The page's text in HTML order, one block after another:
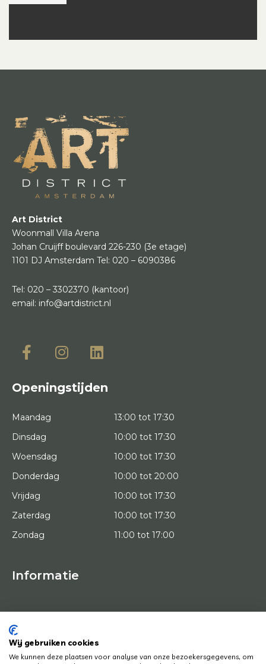
Art District
Woonmall Villa Arena
Johan Cruijff boulevard 226-230 (3e etage)
1101 DJ Amsterdam Tel: 020 – 6090386
Tel: 020 – 3302370 (kantoor)
email: info@artdistrict.nl
Openingstijden
Maandag
13:00 tot 17:30
Dinsdag
10:00 tot 17:30
Woensdag
10:00 tot 17:30
Donderdag
10:00 tot 20:00
Vrijdag
10:00 tot 17:30
Zaterdag
10:00 tot 17:30
Zondag
11:00 tot 17:00
Informatie
HOME
KUNSTENAARS
KUNSTWERKEN
NEWS
Wij gebruiken cookies
We kunnen deze plaatsen voor analyse van onze bezoekersgegevens, om